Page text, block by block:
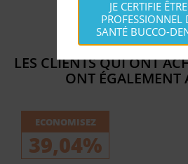
LES CLIENTS QUI ONT
ONT ÉGALEMENT
ECONOMISEZ
39,04%
JE CERTIFIE
PROFESSIONNEL
SANTÉ BUCCO-